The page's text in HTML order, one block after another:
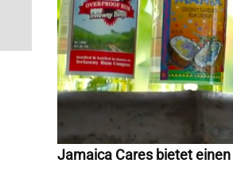
Jamaica Cares bietet